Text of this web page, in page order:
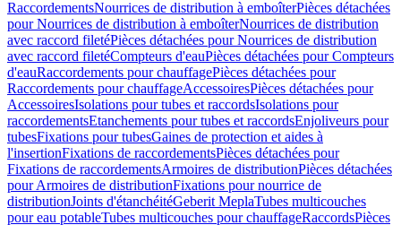
RaccordementsNourrices de distribution à emboîterPièces détachées
pour Nourrices de distribution à emboîterNourrices de distribution
avec raccord filetéPièces détachées pour Nourrices de distribution
avec raccord filetéCompteurs d'eauPièces détachées pour Compteurs
d'eauRaccordements pour chauffagePièces détachées pour
Raccordements pour chauffageAccessoiresPièces détachées pour
AccessoiresIsolations pour tubes et raccordsIsolations pour
raccordementsEtanchements pour tubes et raccordsEnjoliveurs pour
tubesFixations pour tubesGaines de protection et aides à
l'insertionFixations de raccordementsPièces détachées pour
Fixations de raccordementsArmoires de distributionPièces détachées
pour Armoires de distributionFixations pour nourrice de
distributionJoints d'étanchéitéGeberit MeplaTubes multicouches
pour eau potableTubes multicouches pour chauffageRaccordsPièces